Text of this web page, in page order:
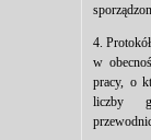
4.
w
pracy, o
liczby